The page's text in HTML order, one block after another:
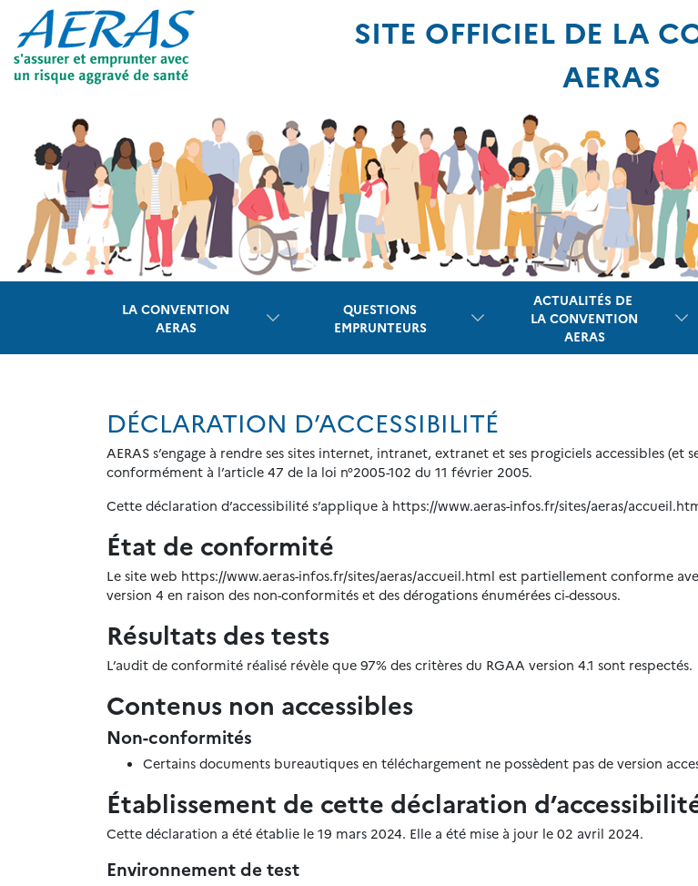
Panneau de gestion des cookies
SITE OFFICIEL DE LA
AERAS
LA CONVENTION
AERAS
QUESTIONS
EMPRUNTEURS
ACTUALITÉS DE
LA CONVENTION
AERAS
DÉCLARATION D’ACCESSIBILITÉ
AERAS s’engage à rendre ses sites internet, intranet, extranet et ses progiciels accessibles
conformément à l’article 47 de la loi n°2005-102 du 11 février 2005.
Cette déclaration d’accessibilité s’applique à https://www.aeras-infos.fr/sites/aeras/
État de conformité
Le site web https://www.aeras-infos.fr/sites/aeras/accueil.html est partiellement conforme
version 4 en raison des non-conformités et des dérogations énumérées ci-dessous.
Résultats des tests
L’audit de conformité réalisé révèle que 97% des critères du RGAA version 4.1 sont respectés.
Contenus non accessibles
Non-conformités
Certains documents bureautiques en téléchargement ne possèdent pas de version
Établissement de cette déclaration
Cette déclaration a été établie le 19 mars 2024. Elle a été mise à jour le 02 avril 2024.
Environnement de test